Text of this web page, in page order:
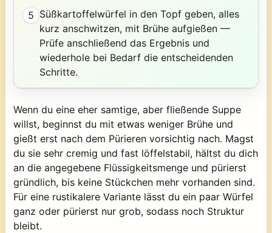
5 Süßkartoffelwürfel in den Topf geben, alles
kurz anschwitzen, mit Brühe aufgießen —
Prüfe anschließend das Ergebnis und
wiederhole bei Bedarf die entscheidenden
Schritte.
Wenn du eine eher samtige, aber fließende Suppe
willst, beginnst du mit etwas weniger Brühe und
gießt erst nach dem Pürieren vorsichtig nach. Magst
du sie sehr cremig und fast löffelstabil, hältst du dich
an die angegebene Flüssigkeitsmenge und pürierst
gründlich, bis keine Stückchen mehr vorhanden sind.
Für eine rustikalere Variante lässt du ein paar Würfel
ganz oder pürierst nur grob, sodass noch Struktur
bleibt.